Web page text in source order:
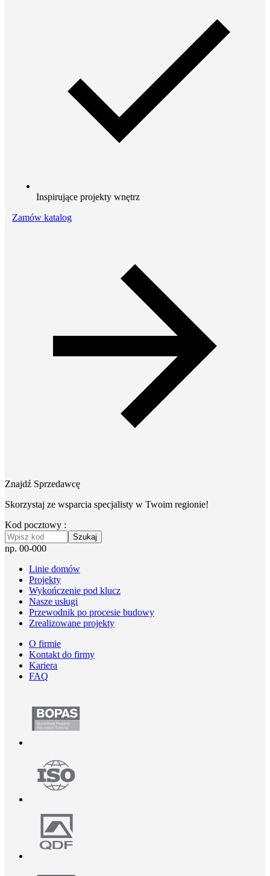
Inspirujące projekty wnętrz
Zamów katalog
Znajdź Sprzedawcę
Skorzystaj ze wsparcia specjalisty w Twoim regionie!
Kod pocztowy :
Szukaj
np. 00-000
Linie domów
Projekty
Wykończenie pod klucz
Nasze usługi
Przewodnik po procesie budowy
Zrealizowane projekty
O firmie
Kontakt do firmy
Kariera
FAQ